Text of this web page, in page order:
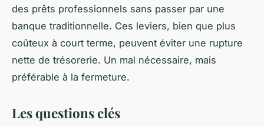
des prêts professionnels sans passer par une
banque traditionnelle. Ces leviers, bien que plus
coûteux à court terme, peuvent éviter une rupture
nette de trésorerie. Un mal nécessaire, mais
préférable à la fermeture.
Les questions clés